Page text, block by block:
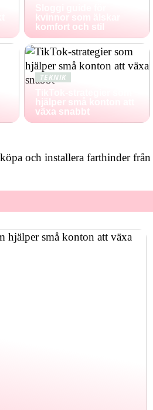
kvinnor som älskar
komfort och stil
TEKNIK
hjälper små konton att
växa snabbt
och installera farthinder från